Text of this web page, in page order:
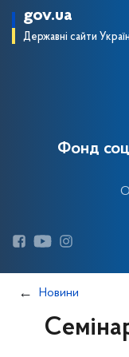
gov.ua
Державні сайти
Фонд
Новини